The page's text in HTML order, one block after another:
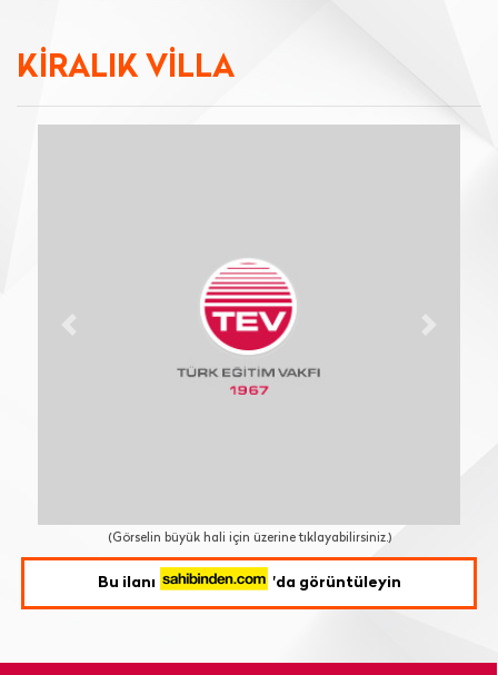
KİRALIK VİLLA
(Görselin büyük hali için üzerine tıklayabilirsiniz.)
Bu ilanı 'da görüntüleyin